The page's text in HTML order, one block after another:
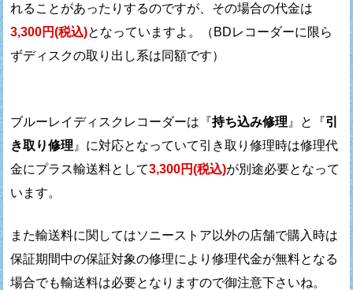
れることがあったりするのですが、 その場合の代金は
3,300円(税込)となっていますよ。
（BDレコーダーに限ら
ずディスクの取り出し系は同額です）
ブルーレイディスクレコーダーは『持ち込み修理 』と 『引
き取り修理 』に対応となっていて引き取り修理時は修理代
金にプラス輸送料として3,300円(税込)が別途必要となって
います。
また輸送料に関してはソニーストア以外の店舗で購入時は
保証期間中の保証対象の修理により修理代金が無料となる
場合でも輸送料は必要となりますので御注意下さいね。